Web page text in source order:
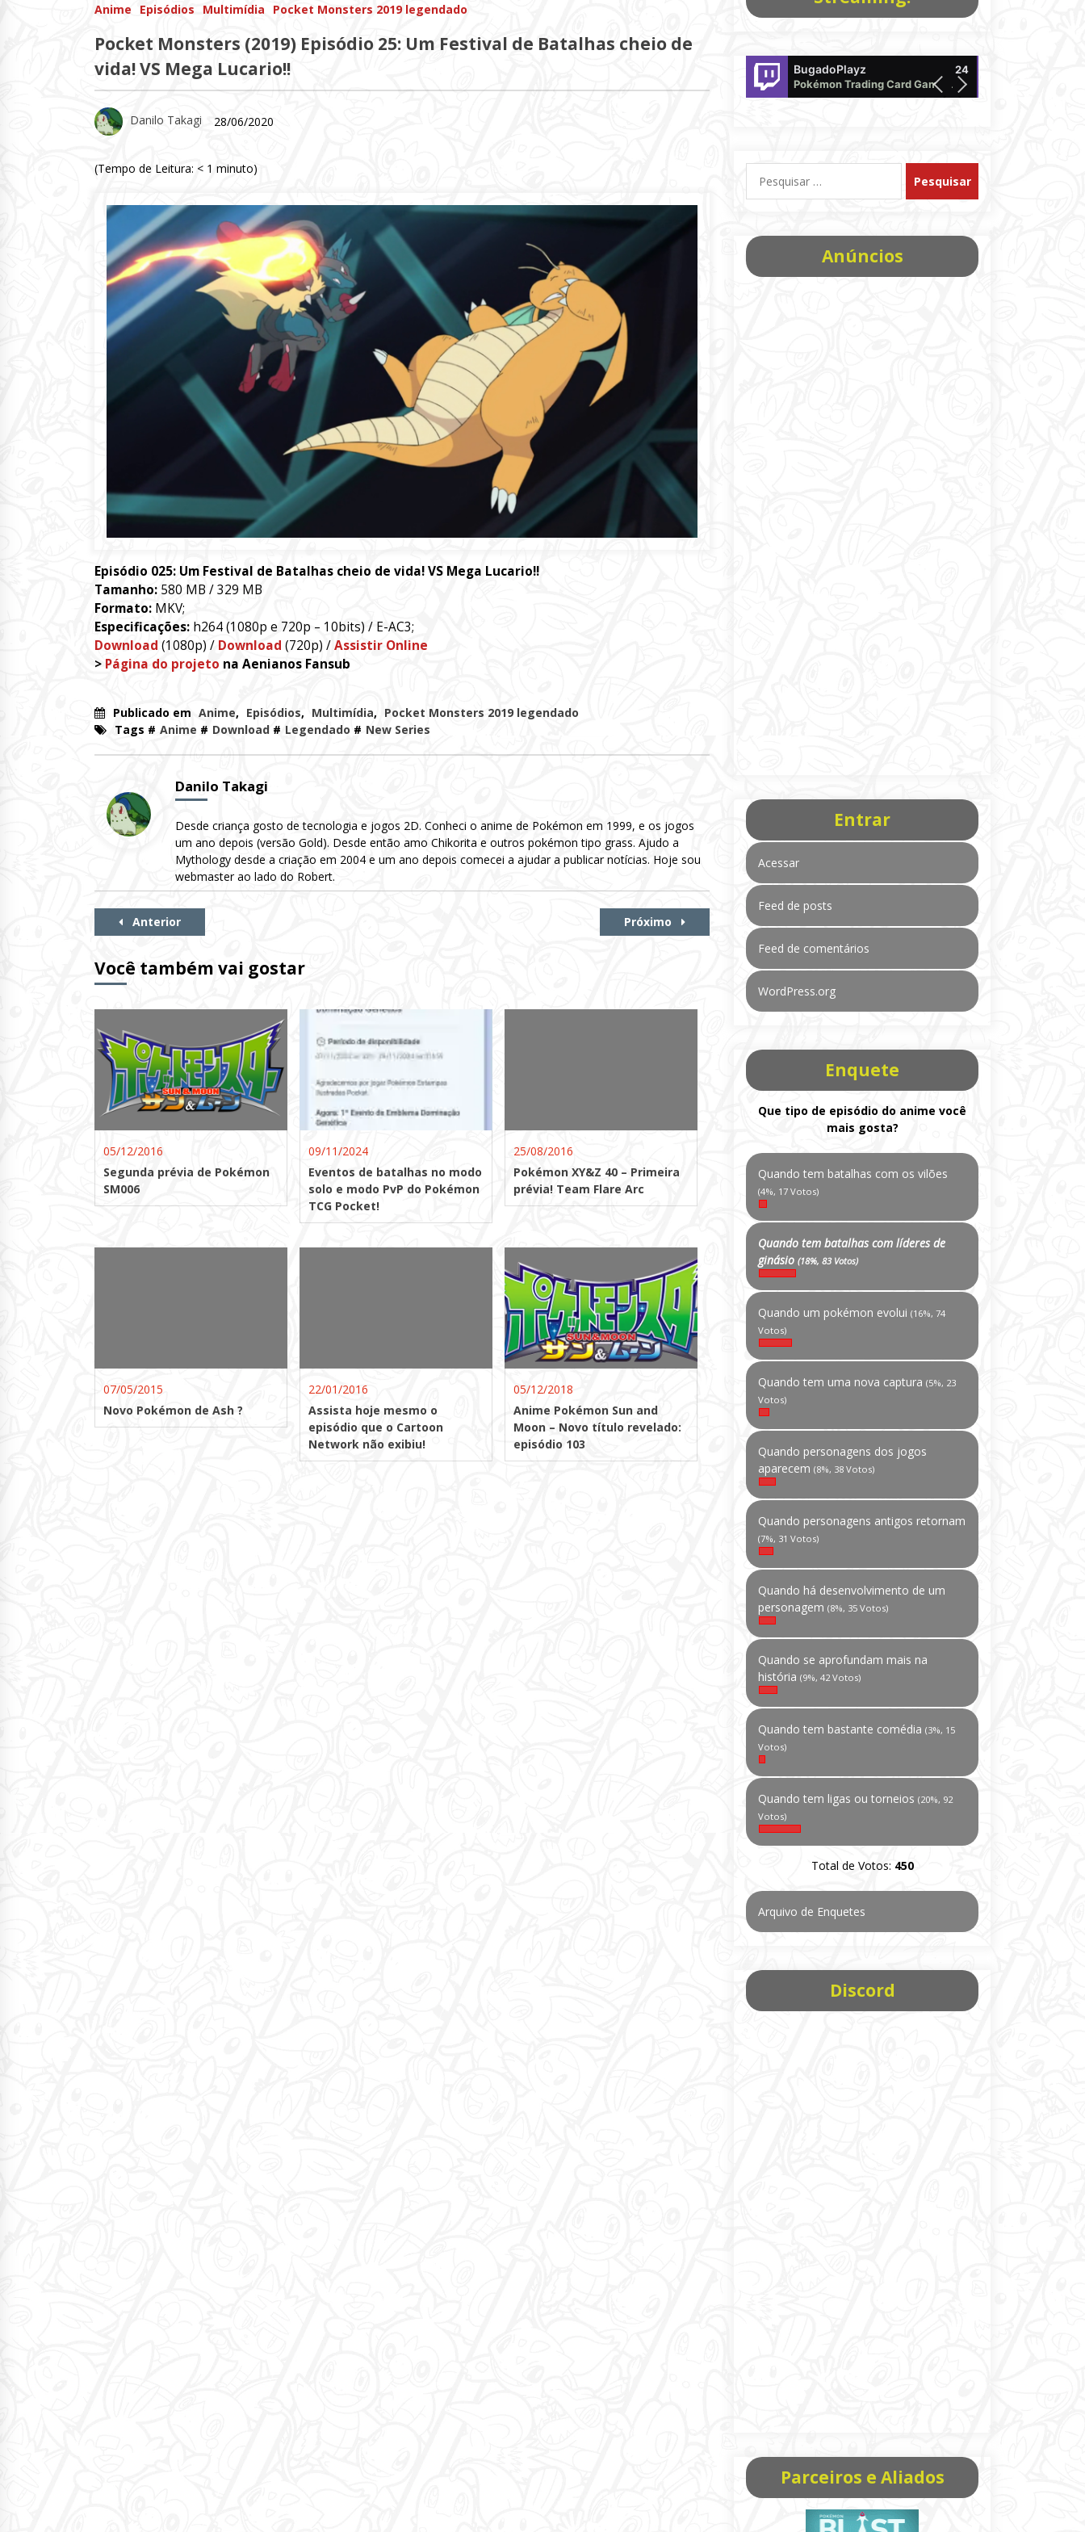
Anime Episódios Multimídia Pocket Monsters 2019 legendado
Pocket Monsters (2019) Episódio 25: Um Festival de Batalhas cheio de
vida! VS Mega Lucario!!
Danilo Takagi 28/06/2020
(Tempo de Leitura: < 1 minuto)
Episódio 025: Um Festival de Batalhas cheio de vida! VS Mega Lucario!!
Tamanho: 580 MB / 329 MB
Formato: MKV;
Especificações: h264 (1080p e 720p – 10bits) / E-AC3;
Download (1080p) / Download (720p) /Assistir Online
> Página do projeto na Aenianos Fansub
Publicado em Anime, Episódios, Multimídia, Pocket Monsters 2019 legendado
Tags # Anime # Download # Legendado # New Series
Danilo Takagi
Desde criança gosto de tecnologia e jogos 2D. Conheci o anime de Pokémon em 1999, e os jogos
um ano depois (versão Gold). Desde então amo Chikorita e outros pokémon tipo grass. Ajudo a
Mythology desde a criação em 2004 e um ano depois comecei a ajudar a publicar notícias. Hoje sou
webmaster ao lado do Robert.
Continue
Anterior Próximo
Você também vai gostar
05/12/2016
Segunda prévia de Pokémon
SM006
09/11/2024
Eventos de batalhas no modo
solo e modo PvP do Pokémon
TCG Pocket!
25/08/2016
Pokémon XY&Z 40 – Primeira
prévia! Team Flare Arc
07/05/2015
Novo Pokémon de Ash ?
22/01/2016
Assista hoje mesmo o
episódio que o Cartoon
Network não exibiu!
05/12/2018
Anime Pokémon Sun and
Moon – Novo título revelado:
episódio 103
BugadoPlayz
Pokémon Trading Card Game Live
24
por:
Anúncios
Entrar
Acessar
Feed de posts
Feed de comentários
WordPress.org
Enquete
Que tipo de episódio do anime você
mais gosta?
Quando tem batalhas com os vilões
(4%, 17 Votos)
Quando tem batalhas com líderes de
ginásio (18%, 83 Votos)
Quando um pokémon evolui (16%, 74
Votos)
Quando tem uma nova captura (5%, 23
Votos)
Quando personagens dos jogos
aparecem (8%, 38 Votos)
Quando personagens antigos retornam
(7%, 31 Votos)
Quando há desenvolvimento de um
personagem (8%, 35 Votos)
Quando se aprofundam mais na
história (9%, 42 Votos)
Quando tem bastante comédia (3%, 15
Votos)
Quando tem ligas ou torneios (20%, 92
Votos)
Total de Votos: 450
Arquivo de Enquetes
Discord
Parceiros e Aliados